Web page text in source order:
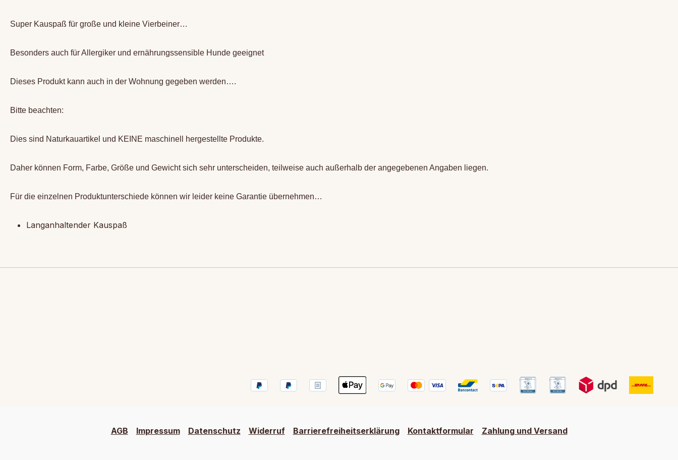
Super Kauspaß für große und kleine Vierbeiner…
Besonders auch für Allergiker und ernährungssensible Hunde geeignet
Dieses Produkt kann auch in der Wohnung gegeben werden….
Bitte beachten:
Dies sind Naturkauartikel und KEINE maschinell hergestellte Produkte.
Daher können Form, Farbe, Größe und Gewicht sich sehr unterscheiden, teilweise auch außerhalb der angegebenen Angaben liegen.
Für die einzelnen Produktunterschiede können wir leider keine Garantie übernehmen…
Langanhaltender Kauspaß
AGB Impressum Datenschutz Widerruf Barrierefreiheitserklärung Kontaktformular Zahlung und Versand